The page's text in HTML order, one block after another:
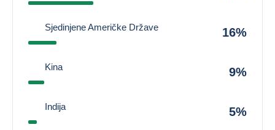
Sjedinjene Američke Države 16%
Kina 9%
Indija 5%